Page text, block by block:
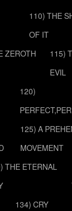
110) THE
OF IT
ZEROTH
115)
EVIL
120)
125) A
MOVEMENT
THE ETERNAL
134) CRY